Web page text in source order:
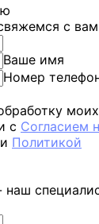
с
Ваше имя
Номер
с Согласием
и Политикой